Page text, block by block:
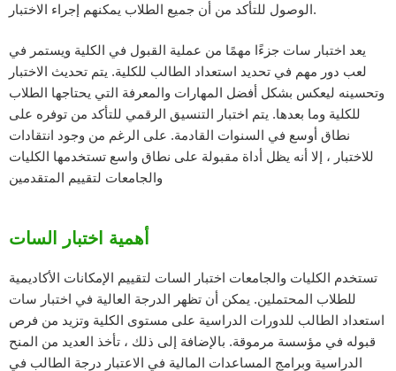
الوصول للتأكد من أن جميع الطلاب يمكنهم إجراء الاختبار.
يعد اختبار سات جزءًا مهمًا من عملية القبول في الكلية ويستمر في
لعب دور مهم في تحديد استعداد الطالب للكلية. يتم تحديث الاختبار
وتحسينه ليعكس بشكل أفضل المهارات والمعرفة التي يحتاجها الطلاب
للكلية وما بعدها. يتم اختبار التنسيق الرقمي للتأكد من توفره على
نطاق أوسع في السنوات القادمة. على الرغم من وجود انتقادات
للاختبار ، إلا أنه يظل أداة مقبولة على نطاق واسع تستخدمها الكليات
والجامعات لتقييم المتقدمين
أهمية اختبار السات
تستخدم الكليات والجامعات اختبار السات لتقييم الإمكانات الأكاديمية
للطلاب المحتملين. يمكن أن تظهر الدرجة العالية في اختبار سات
استعداد الطالب للدورات الدراسية على مستوى الكلية وتزيد من فرص
قبوله في مؤسسة مرموقة. بالإضافة إلى ذلك ، تأخذ العديد من المنح
الدراسية وبرامج المساعدات المالية في الاعتبار درجة الطالب في